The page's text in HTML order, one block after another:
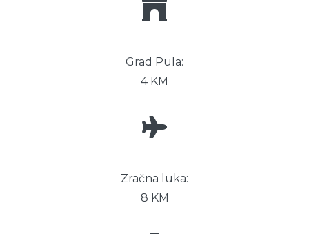
Grad Pula:
4 KM
Zračna luka:
8 KM